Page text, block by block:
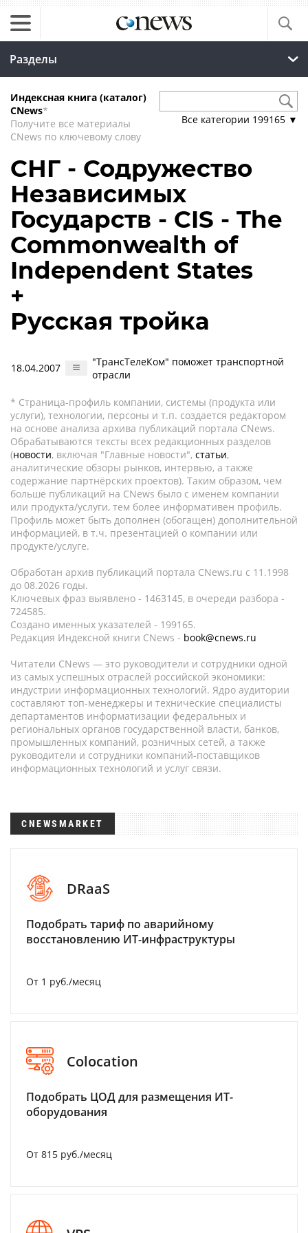
Разделы
Индексная книга (каталог)
CNews*
Получите все материалы
CNews по ключевому слову
Все категории 199165 ▼
СНГ - Содружество
Независимых
Государств - CIS - The
Commonwealth of
Independent States
+
Русская тройка
18.04.2007
"ТрансТелеКом" поможет транспортной
отрасли
* Страница-профиль компании, системы (продукта или
услуги), технологии, персоны и т.п. создается редактором
на основе анализа архива публикаций портала CNews.
Обрабатываются тексты всех редакционных разделов
(новости, включая "Главные новости", статьи,
аналитические обзоры рынков, интервью, а также
содержание партнёрских проектов). Таким образом, чем
больше публикаций на CNews было с именем компании
или продукта/услуги, тем более информативен профиль.
Профиль может быть дополнен (обогащен) дополнительной
информацией, в т.ч. презентацией о компании или
продукте/услуге.
Обработан архив публикаций портала CNews.ru c 11.1998
до 08.2026 годы.
Ключевых фраз выявлено - 1463145, в очереди разбора -
724585.
Создано именных указателей - 199165.
Редакция Индексной книги CNews - book@cnews.ru
Читатели CNews — это руководители и сотрудники одной
из самых успешных отраслей российской экономики:
индустрии информационных технологий. Ядро аудитории
составляют топ-менеджеры и технические специалисты
департаментов информатизации федеральных и
региональных органов государственной власти, банков,
промышленных компаний, розничных сетей, а также
руководители и сотрудники компаний-поставщиков
информационных технологий и услуг связи.
CNEWSMARKET
DRaaS
Подобрать тариф по аварийному
восстановлению ИТ-инфраструктуры
От 1 руб./месяц
Colocation
Подобрать ЦОД для размещения ИТ-
оборудования
От 815 руб./месяц